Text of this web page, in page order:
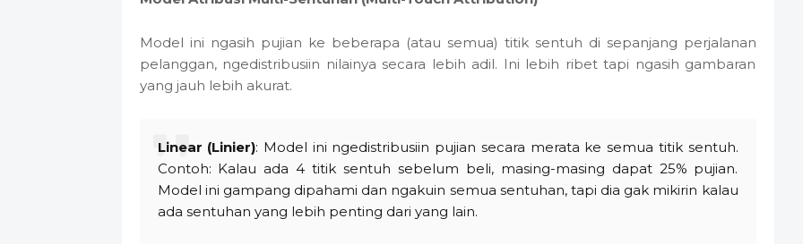
Model ini ngasih pujian ke beberapa (atau semua) titik sentuh di sepanjang perjalanan
pelanggan, ngedistribusiin nilainya secara lebih adil. Ini lebih ribet tapi ngasih gambaran
yang jauh lebih akurat.
Linear (Linier): Model ini ngedistribusiin pujian secara merata ke semua titik sentuh.
Contoh: Kalau ada 4 titik sentuh sebelum beli, masing-masing dapat 25% pujian.
Model ini gampang dipahami dan ngakuin semua sentuhan, tapi dia gak mikirin kalau
ada sentuhan yang lebih penting dari yang lain.